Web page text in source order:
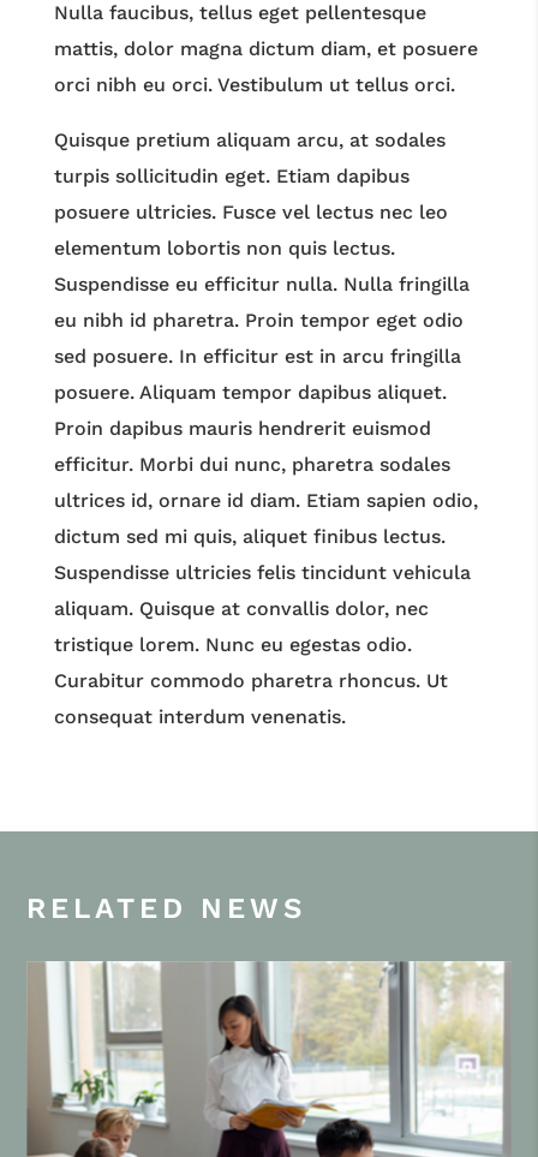
Nulla faucibus, tellus eget pellentesque
mattis, dolor magna dictum diam, et posuere
orci nibh eu orci. Vestibulum ut tellus orci.
Quisque pretium aliquam arcu, at sodales
turpis sollicitudin eget. Etiam dapibus
posuere ultricies. Fusce vel lectus nec leo
elementum lobortis non quis lectus.
Suspendisse eu efficitur nulla. Nulla fringilla
eu nibh id pharetra. Proin tempor eget odio
sed posuere. In efficitur est in arcu fringilla
posuere. Aliquam tempor dapibus aliquet.
Proin dapibus mauris hendrerit euismod
efficitur. Morbi dui nunc, pharetra sodales
ultrices id, ornare id diam. Etiam sapien odio,
dictum sed mi quis, aliquet finibus lectus.
Suspendisse ultricies felis tincidunt vehicula
aliquam. Quisque at convallis dolor, nec
tristique lorem. Nunc eu egestas odio.
Curabitur commodo pharetra rhoncus. Ut
consequat interdum venenatis.
RELATED NEWS